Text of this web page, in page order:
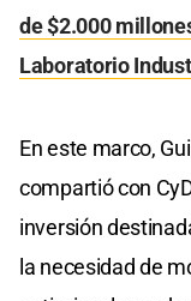
de $2.000
Laboratorio
En este marco,
compartió con
inversión
la necesidad de